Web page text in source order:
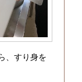
、すり身を